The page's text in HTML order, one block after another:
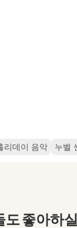
리데이 음악 누벨
좋아하